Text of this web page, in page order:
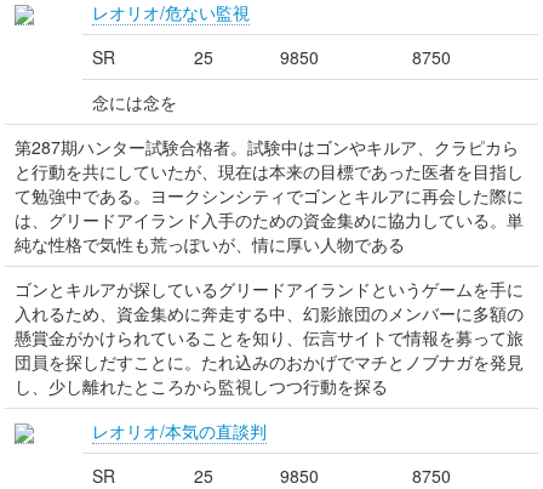
レオリオ/危ない監視
SR
25 9850
8750
念には念を
第287期ハンター試験合格者。試験中はゴンやキルア、クラピカら
と行動を共にしていたが、現在は本来の目標であった医者を目指し
て勉強中である。ヨークシンシティでゴンとキルアに再会した際に
は、グリードアイランド入手のための資金集めに協力している。単
純な性格で気性も荒っぽいが、情に厚い人物である
ゴンとキルアが探しているグリードアイランドというゲームを手に
入れるため、資金集めに奔走する中、幻影旅団のメンバーに多額の
懸賞金がかけられていることを知り、伝言サイトで情報を募って旅
団員を探しだすことに。たれ込みのおかげでマチとノブナガを発見
し、少し離れたところから監視しつつ行動を探る
レオリオ/本気の直談判
SR
25 9850
8750